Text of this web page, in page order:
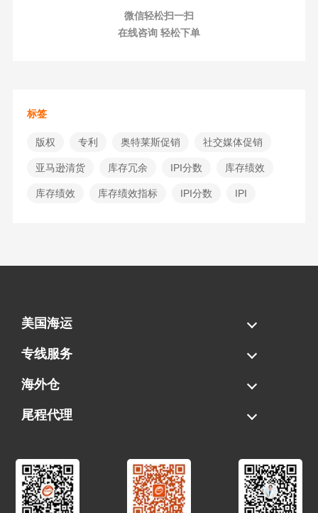
微信轻松扫一扫
在线咨询 轻松下单
标签
版权 专利 奥特莱斯促销 社交媒体促销
亚马逊清货 库存冗余 IPI分数 库存绩效
库存绩效 库存绩效指标 IPI分数 IPI
美国海运
海运拼柜
海运整柜
美国海卡
加拿大海运
专线服务
FBA专线直送
超大件专线
AWD专线
电池专线
海外仓
一件代发
FBA中转
贴标换标
拆柜/存储
尾程代理